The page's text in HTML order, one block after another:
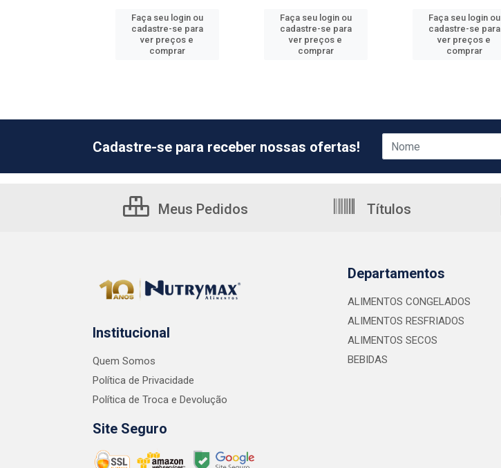
Faça seu login ou
cadastre-se para
ver preços e
comprar
Faça seu login ou
cadastre-se para
ver preços e
comprar
Faça seu login ou
cadastre-se para
ver preços e
comprar
Cadastre-se para receber nossas ofertas!
Meus Pedidos Títulos
Institucional
Quem Somos
Política de Privacidade
Política de Troca e Devolução
Site Seguro
Departamentos
ALIMENTOS CONGELADOS
ALIMENTOS RESFRIADOS
ALIMENTOS SECOS
BEBIDAS